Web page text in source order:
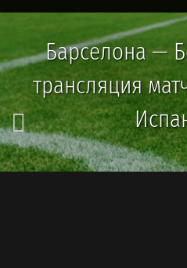
Барселона —
трансляция